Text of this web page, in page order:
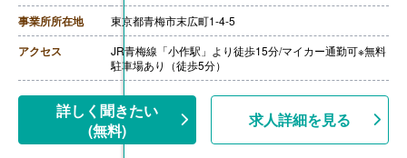
事業所所在地 東京都青梅市末広町1-4-5
アクセス
JR青梅線「小作駅」より徒歩15分/マイカー通勤可※無料
駐車場あり（徒歩5分）
詳しく聞きたい
(無料)
求人詳細を見る